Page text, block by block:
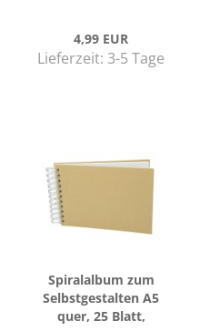
4,99 EUR
Lieferzeit: 3-5 Tage
Spi­ral­al­bum zum
Selbst­ge­stal­ten A5
quer, 25 Blatt,